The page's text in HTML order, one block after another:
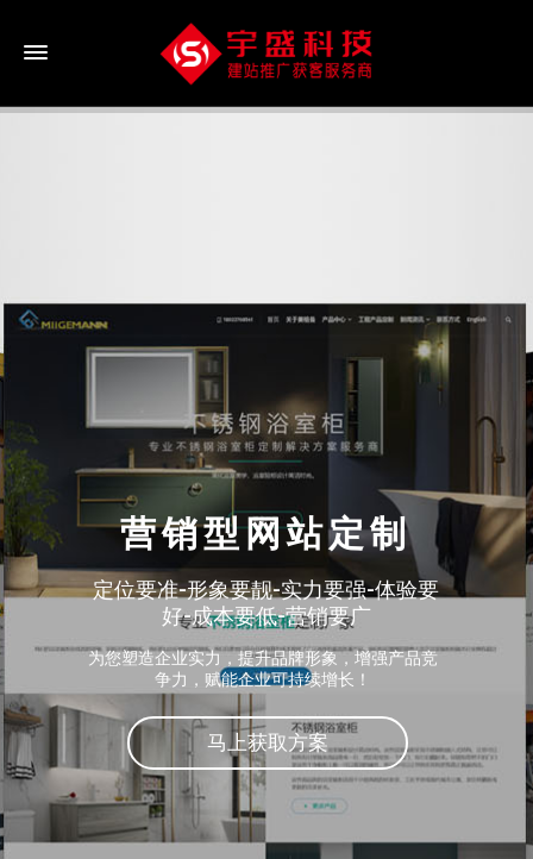
营销型网站定制
定位要准-形象要靓-实力要强-体验要
好-成本要低-营销要广
为您塑造企业实力，提升品牌形象，增强产品竞
争力，赋能企业可持续增长！
马上获取方案